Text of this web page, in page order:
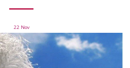
22 Nov